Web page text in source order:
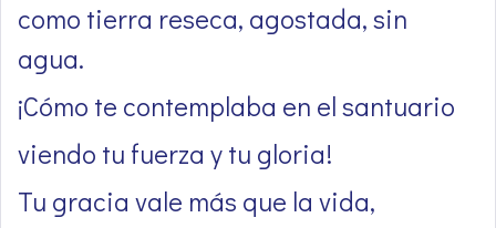
como tierra reseca, agostada, sin
agua.
¡Cómo te contemplaba en el santuario
viendo tu fuerza y tu gloria!
Tu gracia vale más que la vida,